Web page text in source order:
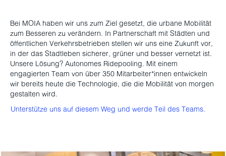
Bei MOIA haben wir uns zum Ziel gesetzt, die urbane Mobilität
zum Besseren zu verändern. In Partnerschaft mit Städten und
öffentlichen Verkehrsbetrieben stellen wir uns eine Zukunft vor,
in der das Stadtleben sicherer, grüner und besser vernetzt ist.
Unsere Lösung? Autonomes Ridepooling. Mit einem
engagierten Team von über 350 Mitarbeiter*innen entwickeln
wir bereits heute die Technologie, die die Mobilität von morgen
gestalten wird.
Unterstütze uns auf diesem Weg und werde Teil des Teams.